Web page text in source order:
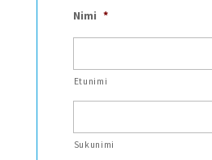
Nimi *
Etunimi
Sukunimi